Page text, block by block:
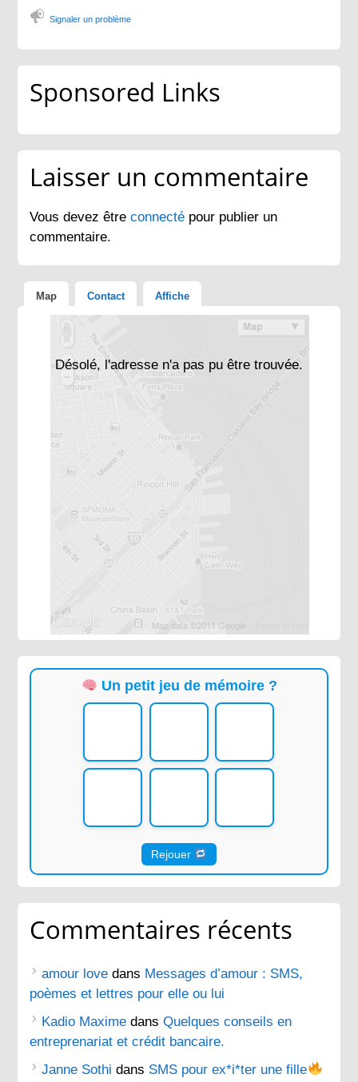
Signaler un problème
Sponsored Links
Laisser un commentaire
Vous devez êtreconnecté pour publier un
commentaire.
Map Contact Affiche
Désolé, l'adresse n'a pas pu être trouvée.
Un petit jeu de mémoire ?
Rejouer
Commentaires récents
amour love dans Messages d’amour : SMS,
poèmes et lettres pour elle ou lui
Kadio Maxime dansQuelques conseils en
entreprenariat et crédit bancaire.
Janne Sothi dans SMS pour ex*i*ter une fille